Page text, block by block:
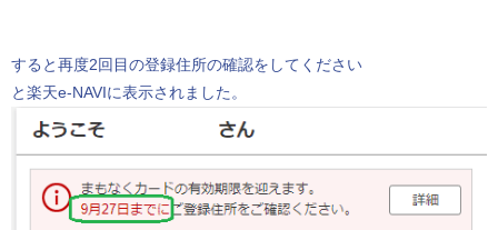
すると再度2回目の登録住所の確認をしてください
と楽天e-NAVIに表示されました。